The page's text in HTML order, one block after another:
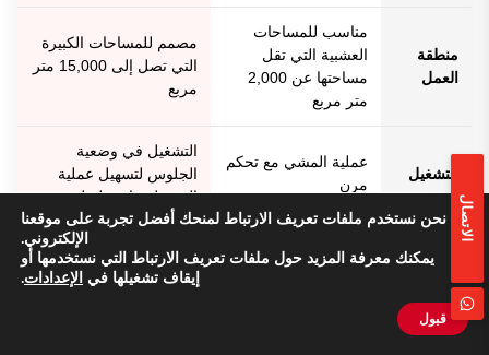
منطقة
العمل
مناسب للمساحات
العشبية التي تقل
مساحتها عن 2,000
متر مربع
مصمم للمساحات الكبيرة
التي تصل إلى 15,000 متر
مربع
التشغيل
عملية المشي مع تحكم
مرن
التشغيل في وضعية
الجلوس لتسهيل عملية
القص لفترات طويلة
كفاءة
القص
مثالي لصيانة الحديقة
زيادة الإنتاجية في مجال
العناية بالمروج على نطاق
واسع
الاتصال
نحن نستخدم ملفات تعريف الارتباط لمنحك أفضل تجربة على موقعنا
الإلكتروني.
يمكنك معرفة المزيد حول ملفات تعريف الارتباط التي نستخدمها أو
إيقاف تشغيلها في الإعدادات.
قبول